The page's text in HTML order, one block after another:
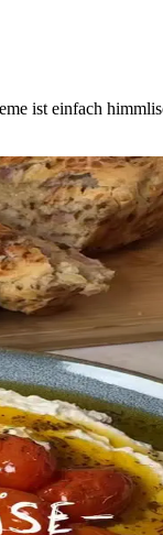
ist einfach